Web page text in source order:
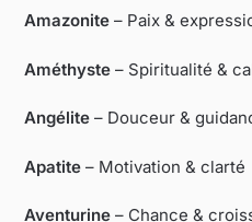
Amazonite – Paix &
Améthyste – Spiritualité &
Angélite – Douceur &
Apatite – Motivation & clarté
Aventurine – Chance &